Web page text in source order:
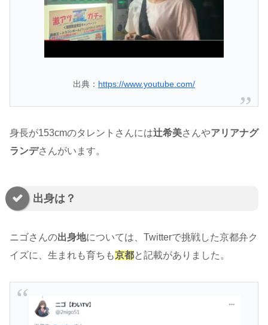
出典： https://www.youtube.com/
身長が153cmのタレントさんには辻希美さんやアリアナグ
ランデさんがいます。
出身は？
ニゴさんの出身地については、Twitterで挑戦した京都弁ク
イズに、生まれも育ちも京都と記載がありました。